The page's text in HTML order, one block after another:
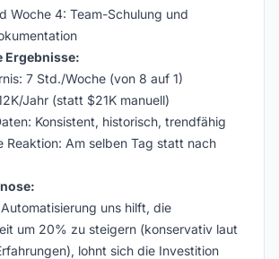
Woche 4: Team-Schulung und
Ergebnisse:
7 Std./Woche (von 8 auf 1)
Jahr (statt $21K manuell)
Konsistent, historisch, trendfähig
Reaktion: Am selben Tag statt nach
uns hilft, die
um 20% zu steigern (konservativ laut
lohnt sich die Investition